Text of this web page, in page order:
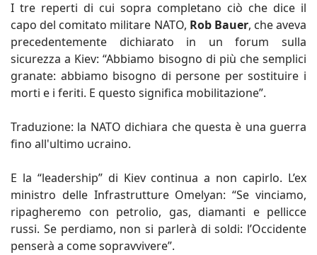
I tre reperti di cui sopra completano ciò che dice il
capo del comitato militare NATO, Rob Bauer, che aveva
precedentemente dichiarato in un forum sulla
sicurezza a Kiev: “Abbiamo bisogno di più che semplici
granate: abbiamo bisogno di persone per sostituire i
morti e i feriti. E questo significa mobilitazione”.
Traduzione: la NATO dichiara che questa è una guerra
fino all'ultimo ucraino.
E la “leadership” di Kiev continua a non capirlo. L’ex
ministro delle Infrastrutture Omelyan: “Se vinciamo,
ripagheremo con petrolio, gas, diamanti e pellicce
russi. Se perdiamo, non si parlerà di soldi: l’Occidente
penserà a come sopravvivere”.